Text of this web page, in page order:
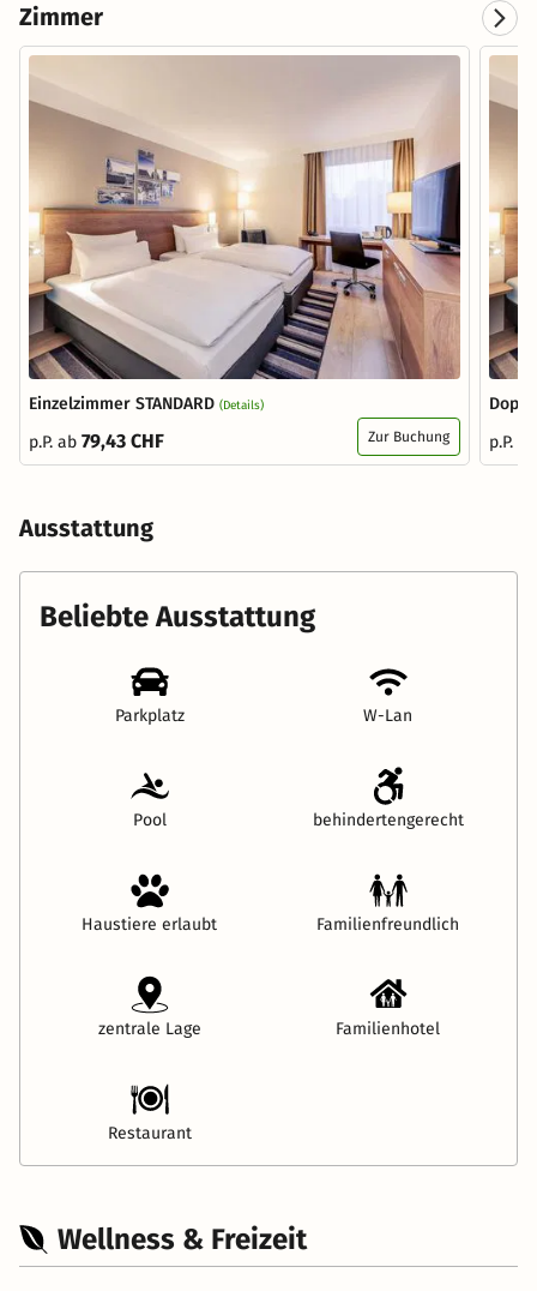
Zimmer
Einzelzimmer STANDARD (Details)
p.P. ab 79,43 CHF Zur Buchung
p.P.
Ausstattung
Beliebte Ausstattung
Parkplatz W-Lan
Pool behindertengerecht
Haustiere erlaubt Familienfreundlich
zentrale Lage Familienhotel
Restaurant
Wellness & Freizeit